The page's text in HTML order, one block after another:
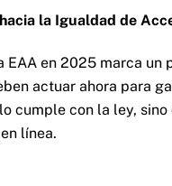
la Igualdad de
EAA en 2025 marca
actuar ahora para
cumple con la ley,
línea.